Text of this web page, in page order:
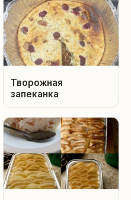
Творожная
запеканка